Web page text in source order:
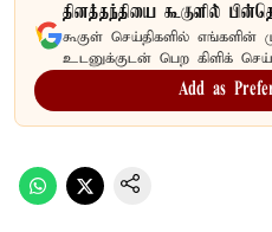
தினத்தந்தியை கூகுளில்
கூகுள் செய்திகளில் எங்களின்
உடனுக்குடன் பெற கிளிக்
Add as